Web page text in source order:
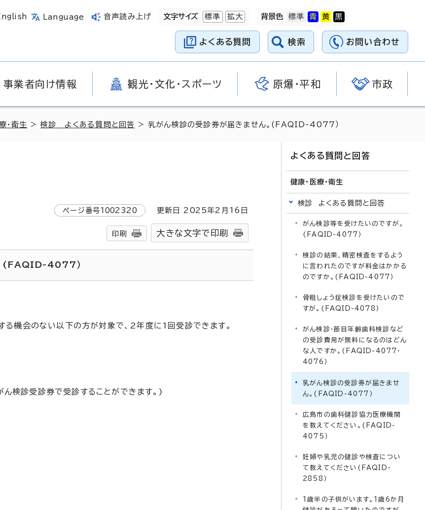
Language 音声読み上げ 文字サイズ 標準 拡大 背景色
よくある質問 検索 お問い合わせ
事業者向け情報 観光・文化・スポーツ 原爆・平和 市政
・衛生 >検診 よくある質問と回答 > 乳がん検診の受診券が届きません。(FAQID-4077）
ページ番号1002320 更新日 2025年2月 16 日
印刷 大きな文字で印刷
(FAQID-4077）
る機会のない以下の方が対象で、2年度に1回受診できます。
検診受診券で受診することができます。)
よくある質問と回答
健康・医療・衛生
検診 よくある質問と回答
がん検診等を受けたいのですが。
(FAQID-4077）
検診の結果、精密検査をするよう
に言われたのですが料金はかかる
のですか。(FAQID-4077）
骨粗しょう症検診を受けたいので
すが。(FAQID-4078）
がん検診・節目年齢歯科検診など
の受診費用が無料になるのはどん
な人ですか。(FAQID-4077・
4076）
乳がん検診の受診券が届きませ
ん。(FAQID-4077）
広島市の歯科健診協力医療機関
を教えてください。(FAQID-
4075）
妊婦や乳児の健診や検査につい
て教えてください(FAQID-
2858）
1歳半の子供がいます。1歳6か月